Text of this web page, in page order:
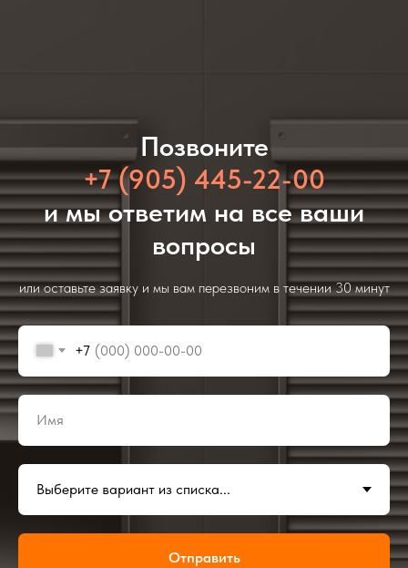
Позвоните
+7 (905) 445-22-00
и мы ответим на все ваши
вопросы
или оставьте заявку и мы вам перезвоним в течении 30 минут
+7
Отправить